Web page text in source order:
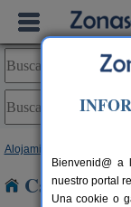
Alojamientos
Casas
Bienvenid@ a
nuestro portal
Una cookie o